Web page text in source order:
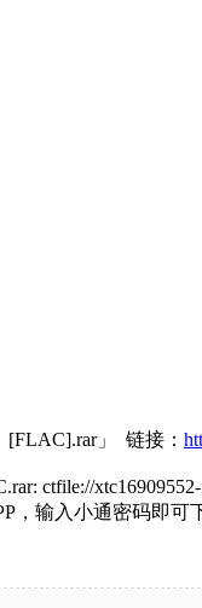
[FLAC].rar」 链接：
ctfile://xtc16909552-
，输入小通密码即可